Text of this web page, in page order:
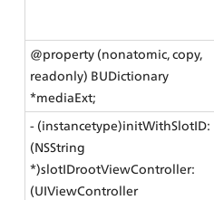
@property (nonatomic, copy,
readonly) BUDictionary
*mediaExt;
- (instancetype)initWithSlotID:
(NSString
*)slotIDrootViewController:
(UIViewController